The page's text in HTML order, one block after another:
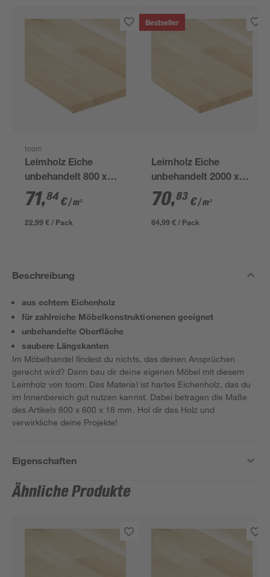
toom
Leimholz Eiche
unbehandelt 800 x
400 x 18 mm
71,84 €/ m²
22,99 € / Pack
Bestseller
Leimholz Eiche
unbehandelt 2000 x
600 x 18 mm
70,83 €/ m²
84,99 € / Pack
Beschreibung
aus echtem Eichenholz
für zahlreiche Möbelkonstruktionenen geeignet
unbehandelte Oberfläche
saubere Längskanten
Im Möbelhandel findest du nichts, das deinen Ansprüchen
gerecht wird? Dann bau dir deine eigenen Möbel mit diesem
Leimholz von toom. Das Material ist hartes Eichenholz, das du
im Innenbereich gut nutzen kannst. Dabei betragen die Maße
des Artikels 800 x 600 x 18 mm. Hol dir das Holz und
verwirkliche deine Projekte!
Eigenschaften
Ähnliche Produkte